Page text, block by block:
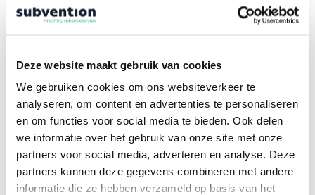
Deze website maakt gebruik van cookies
We gebruiken cookies om ons websiteverkeer te
analyseren, om content en advertenties te personaliseren
en om functies voor social media te bieden. Ook delen
we informatie over het gebruik van onze site met onze
partners voor social media, adverteren en analyse. Deze
partners kunnen deze gegevens combineren met andere
informatie die ze hebben verzameld op basis van het
Aanvragen kan van 31 maart tot en met 1 oktober
volgorde van binnenkomst beoordeeld, dus tijdig
handelen is belangrijk
De maximale subsidie per project bedraagt €
9.999,99
Snel handelen vergroot de kans op toekenning.